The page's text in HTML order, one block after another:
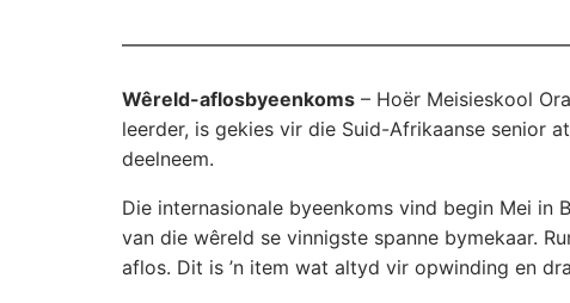
Wêreld-aflosbyeenkoms – Hoër Meisieskool
leerder, is gekies vir die Suid-Afrikaanse senior
deelneem.
Die internasionale byeenkoms vind begin Mei in
van die wêreld se vinnigste spanne bymekaar.
aflos. Dit is ’n item wat altyd vir opwinding en